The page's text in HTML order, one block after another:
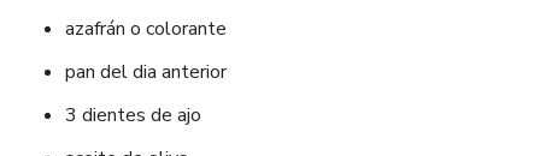
azafrán o colorante
pan del dia anterior
3 dientes de ajo